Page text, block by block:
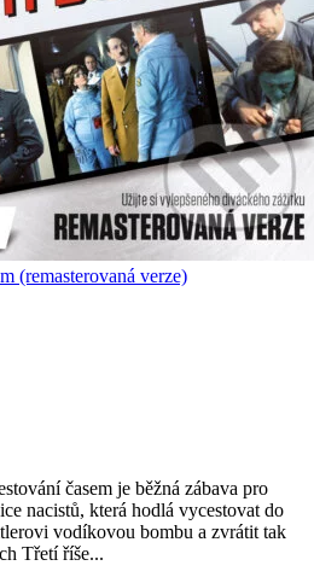
(remasterovaná verze)
časem je běžná zábava pro
nacistů, která hodlá vycestovat do
vodíkovou bombu a zvrátit tak
Třetí říše...